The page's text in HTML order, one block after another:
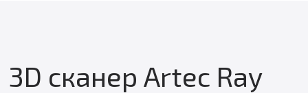
3D сканер Artec Ray